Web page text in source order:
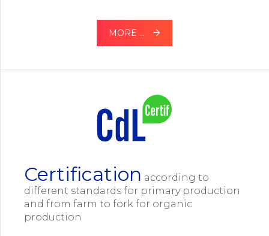
MORE …
Certification according to
different standards for primary production
and from farm to fork for organic
production